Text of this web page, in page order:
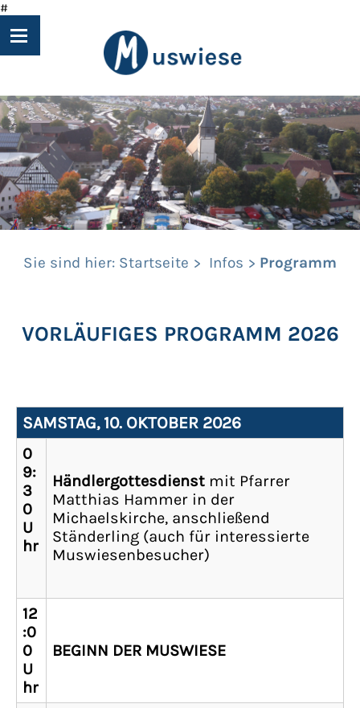
#
Sie sind hier: Startseite Infos Programm
VORLÄUFIGES PROGRAMM 2026
SAMSTAG, 10. OKTOBER 2026
0
9:
3
0
U
hr
Händlergottesdienst mit Pfarrer
Matthias Hammer in der
Michaelskirche, anschließend
Ständerling (auch für interessierte
Muswiesenbesucher)
12
:0
0
U
hr
BEGINN DER MUSWIESE